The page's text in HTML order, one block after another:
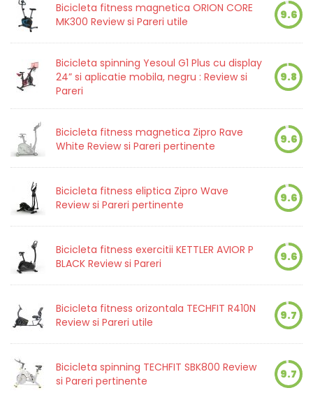
Bicicleta fitness magnetica ORION CORE
MK300 Review si Pareri utile
9.6
Bicicleta spinning Yesoul G1 Plus cu display
24” si aplicatie mobila, negru : Review si
Pareri
9.8
Bicicleta fitness magnetica Zipro Rave
White Review si Pareri pertinente
9.6
Bicicleta fitness eliptica Zipro Wave
Review si Pareri pertinente
9.6
Bicicleta fitness exercitii KETTLER AVIOR P
BLACK Review si Pareri
9.6
Bicicleta fitness orizontala TECHFIT R410N
Review si Pareri utile
9.7
Bicicleta spinning TECHFIT SBK800 Review
si Pareri pertinente
9.7